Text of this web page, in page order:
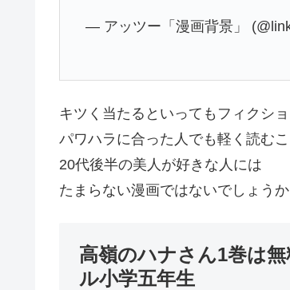
— アッツー「漫画背景」
キツく当たるといってもフィクシ
パワハラに合った人でも軽く読むこ
20代後半の美人が好きな人には
たまらない漫画ではないでしょうか
高嶺のハナさん1巻は
ル小学五年生